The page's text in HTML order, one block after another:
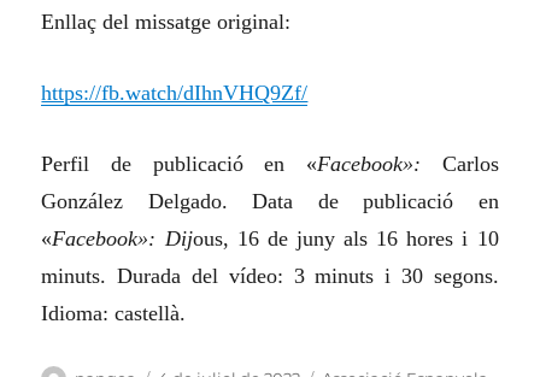
Enllaç del missatge original:
https://fb.watch/dIhnVHQ9Zf/
Perfil de publicació en «Facebook»: Carlos
González Delgado. Data de publicació en
«Facebook»: Dijous, 16 de juny als 16 hores i 10
minuts. Durada del vídeo: 3 minuts i 30 segons.
Idioma: castellà.